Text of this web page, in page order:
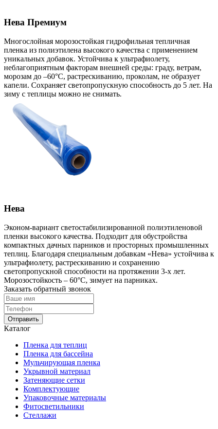
Нева Премиум
Многослойная морозостойкая гидрофильная тепличная
пленка из полиэтилена высокого качества с применением
уникальных добавок. Устойчива к ультрафиолету,
неблагоприятным факторам внешней среды: граду, ветрам,
морозам до –60°С, растрескиванию, проколам, не образует
капели. Сохраняет светопропускную способность до 5 лет. На
зиму с теплицы можно не снимать.
Нева
Эконом-вариант светостабилизированной полиэтиленовой
пленки высокого качества. Подходит для обустройства
компактных дачных парников и просторных промышленных
теплиц. Благодаря специальным добавкам «Нева» устойчива к
ультрафиолету, растрескиванию и сохранению
светопропускной способности на протяжении 3-х лет.
Морозостойкость – 60°С, зимует на парниках.
Заказать обратный звонок
Отправить
Каталог
Пленка для теплиц
Пленка для бассейна
Мульчирующая пленка
Укрывной материал
Затеняющие сетки
Комплектующие
Упаковочные материалы
Фитосветильники
Стеллажи